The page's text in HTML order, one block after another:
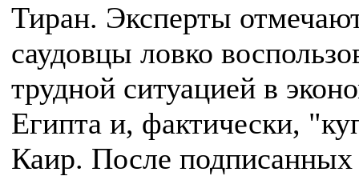
Тиран. Эксперты
саудовцы ловко
трудной ситуацией в
Египта и, фактически,
Каир. После подписанных